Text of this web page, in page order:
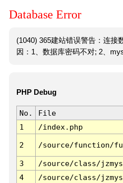
Database Error
(1040) 365建站错误警告：连接
因：1、数据库密码不对; 2、
PHP Debug
No. File
1
/index.php
2 /source/function/
3 /source/class/
4
/source/class/